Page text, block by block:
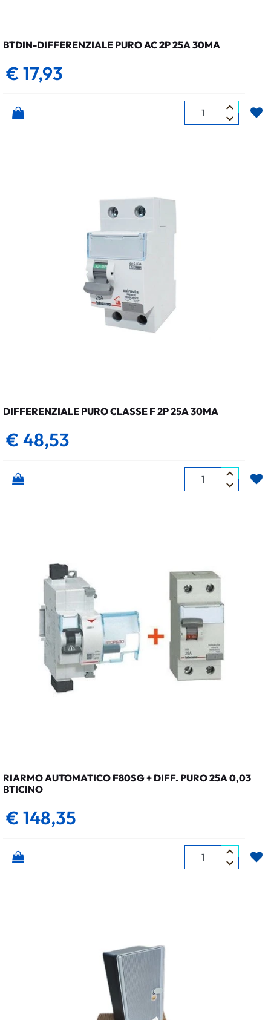
BTDIN-DIFFERENZIALE PURO AC 2P 25A 30MA
€ 17,93
Quantità
DIFFERENZIALE PURO CLASSE F 2P 25A 30MA
€ 48,53
Quantità
RIARMO AUTOMATICO F80SG + DIFF. PURO 25A 0,03
BTICINO
€ 148,35
Quantità